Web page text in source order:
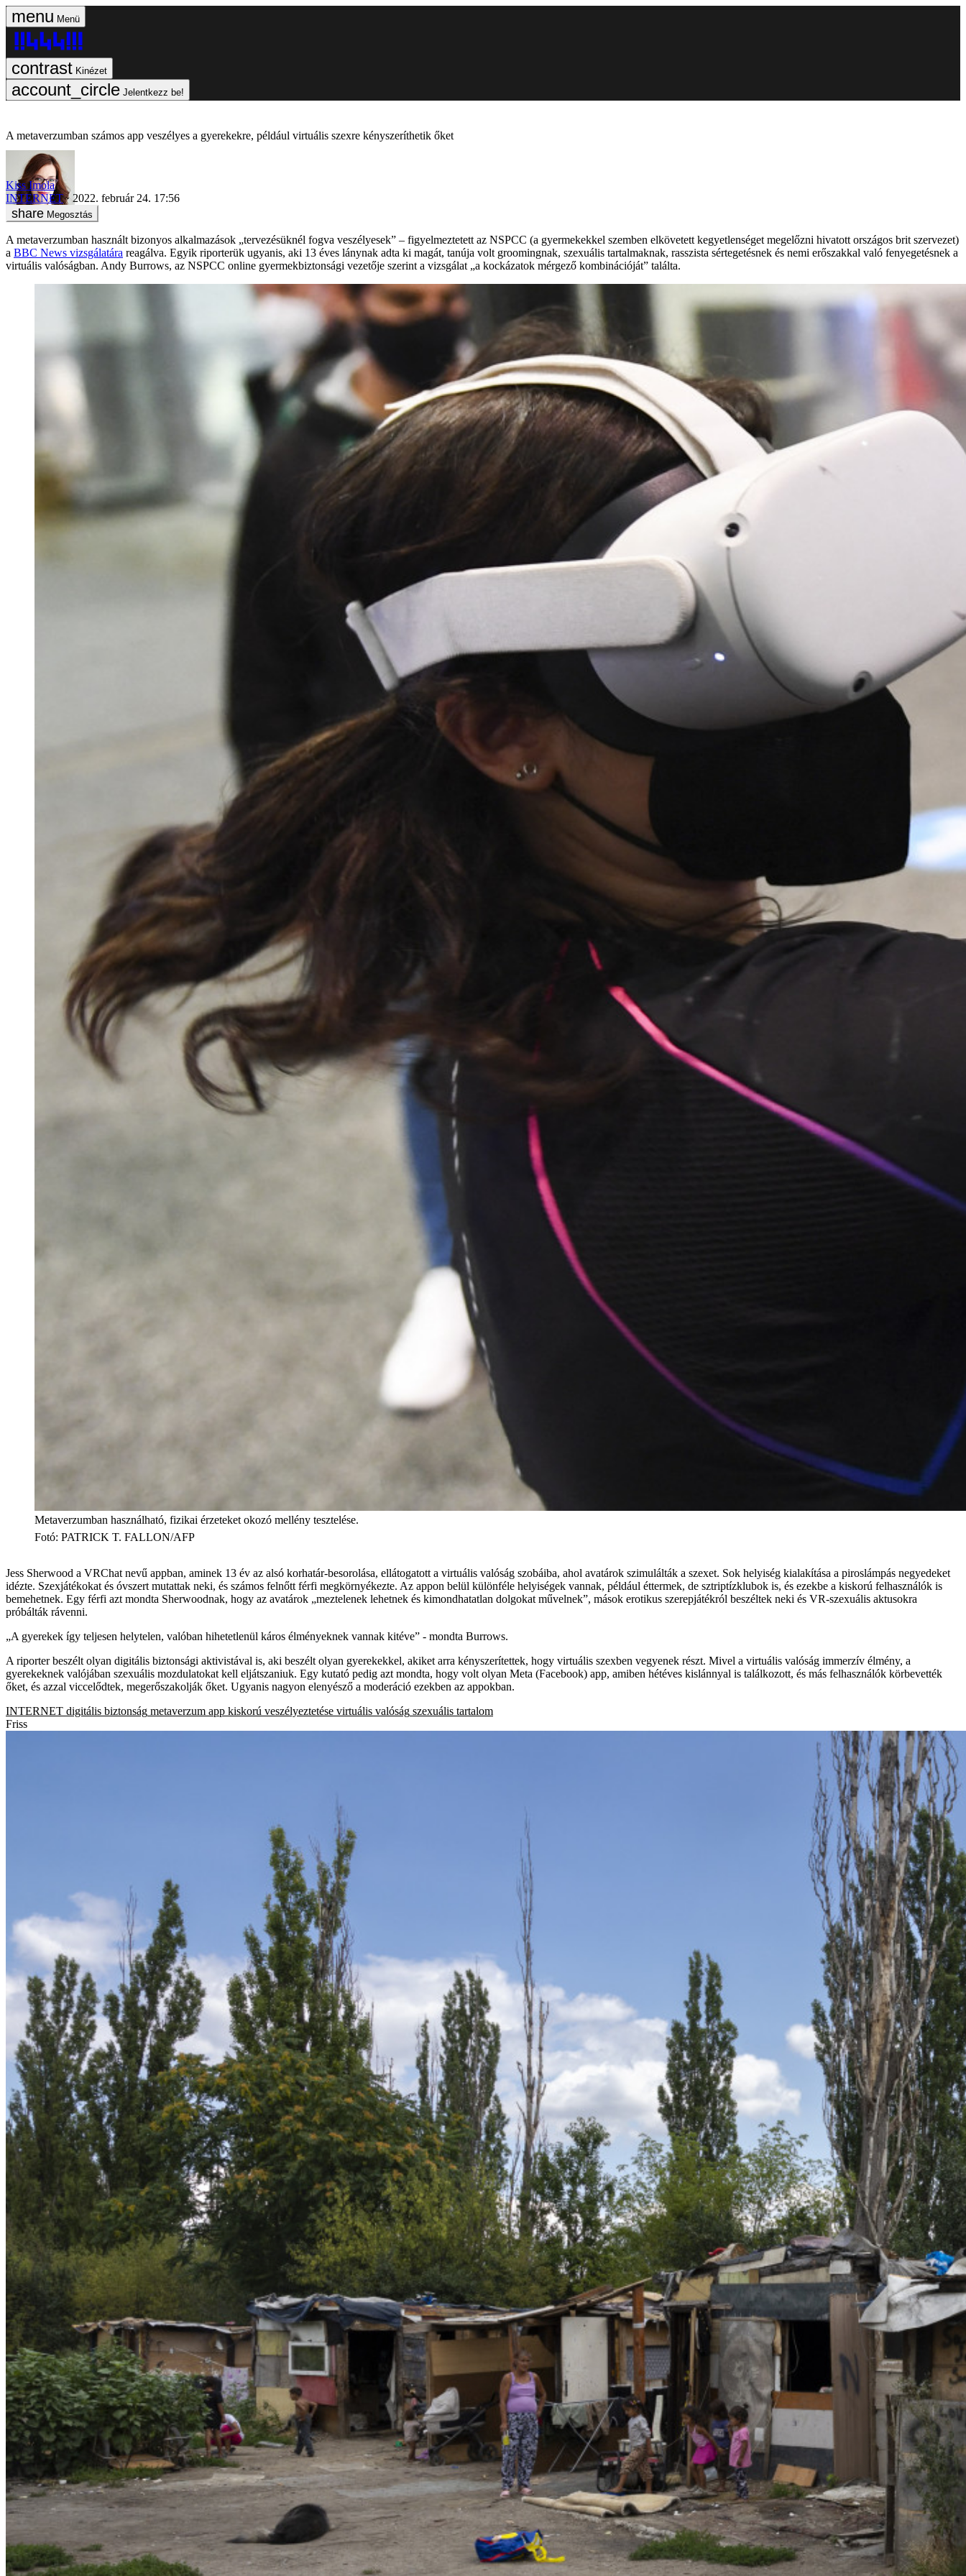
Menü
Kinézet
Jelentkezz be!
A metaverzumban számos app veszélyes a gyerekekre, például virtuális szexre kényszeríthetik őket
Kiss Imola
INTERNET
2022. február 24. 17:56
Megosztás
A metaverzumban használt bizonyos alkalmazások „tervezésüknél fogva veszélyesek” – figyelmeztetett az NSPCC (a gyermekekkel szemben elkövetett kegyetlenséget megelőzni hivatott országos brit szervezet)
a BBC News vizsgálatára reagálva. Egyik riporterük ugyanis, aki 13 éves lánynak adta ki magát, tanúja volt groomingnak, szexuális tartalmaknak, rasszista sértegetésnek és nemi erőszakkal való fenyegetésnek a
virtuális valóságban. Andy Burrows, az NSPCC online gyermekbiztonsági vezetője szerint a vizsgálat „a kockázatok mérgező kombinációját” találta.
Metaverzumban használható, fizikai érzeteket okozó mellény tesztelése.
Fotó: PATRICK T. FALLON/AFP
Jess Sherwood a VRChat nevű appban, aminek 13 év az alsó korhatár-besorolása, ellátogatott a virtuális valóság szobáiba, ahol avatárok szimulálták a szexet. Sok helyiség kialakítása a piroslámpás negyedeket
idézte. Szexjátékokat és óvszert mutattak neki, és számos felnőtt férfi megkörnyékezte. Az appon belül különféle helyiségek vannak, például éttermek, de sztriptízklubok is, és ezekbe a kiskorú felhasználók is
bemehetnek. Egy férfi azt mondta Sherwoodnak, hogy az avatárok „meztelenek lehetnek és kimondhatatlan dolgokat művelnek”, mások erotikus szerepjátékról beszéltek neki és VR-szexuális aktusokra
próbálták rávenni.
„A gyerekek így teljesen helytelen, valóban hihetetlenül káros élményeknek vannak kitéve” - mondta Burrows.
A riporter beszélt olyan digitális biztonsági aktivistával is, aki beszélt olyan gyerekekkel, akiket arra kényszerítettek, hogy virtuális szexben vegyenek részt. Mivel a virtuális valóság immerzív élmény, a
gyerekeknek valójában szexuális mozdulatokat kell eljátszaniuk. Egy kutató pedig azt mondta, hogy volt olyan Meta (Facebook) app, amiben hétéves kislánnyal is találkozott, és más felhasználók körbevették
őket, és azzal viccelődtek, megerőszakolják őket. Ugyanis nagyon elenyésző a moderáció ezekben az appokban.
INTERNET digitális biztonság metaverzum app kiskorú veszélyeztetése virtuális valóság szexuális tartalom
Friss